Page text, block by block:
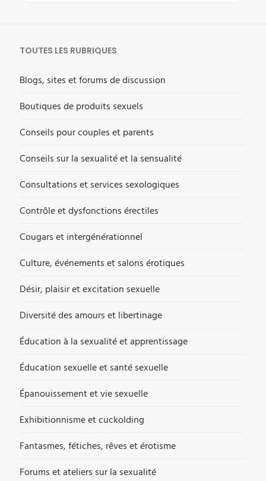
TOUTES LES RUBRIQUES
Blogs, sites et forums de discussion
Boutiques de produits sexuels
Conseils pour couples et parents
Conseils sur la sexualité et la sensualité
Consultations et services sexologiques
Contrôle et dysfonctions érectiles
Cougars et intergénérationnel
Culture, événements et salons érotiques
Désir, plaisir et excitation sexuelle
Diversité des amours et libertinage
Éducation à la sexualité et apprentissage
Éducation sexuelle et santé sexuelle
Épanouissement et vie sexuelle
Exhibitionnisme et cuckolding
Fantasmes, fétiches, rêves et érotisme
Forums et ateliers sur la sexualité